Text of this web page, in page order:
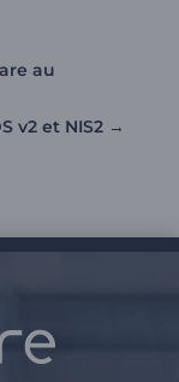
au
v2 et NIS2 →